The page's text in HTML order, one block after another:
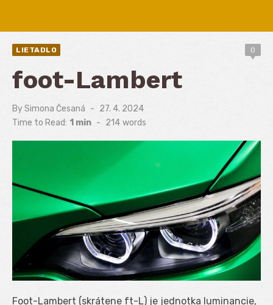
LIETADLO 0
foot-Lambert
BySimona Česaná
Posted
on
27. 4. 2024
Time to Read: 1 min - 214 words
Foot-Lambert (skrátene ft-L) je jednotka luminancie,